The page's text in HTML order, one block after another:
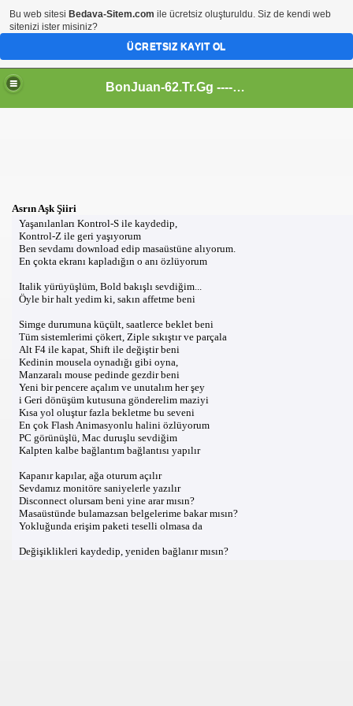
BonJuan-62.Tr.Gg ---- Alemin En Kral Sitesi
Asrın Aşk Şiiri
Yaşanılanları Kontrol-S ile kaydedip,
Kontrol-Z ile geri yaşıyorum
Ben sevdamı download edip masaüstüne alıyorum.
En çokta ekranı kapladığın o anı özlüyorum
Italik yürüyüşlüm, Bold bakışlı sevdiğim...
Öyle bir halt yedim ki, sakın affetme beni
Simge durumuna küçült, saatlerce beklet beni
Tüm sistemlerimi çökert, Ziple sıkıştır ve parçala
Alt F4 ile kapat, Shift ile değiştir beni
Kedinin mousela oynadığı gibi oyna,
Manzaralı mouse pedinde gezdir beni
Yeni bir pencere açalım ve unutalım her şey
i Geri dönüşüm kutusuna gönderelim maziyi
Kısa yol oluştur fazla bekletme bu seveni
En çok Flash Animasyonlu halini özlüyorum
PC görünüşlü, Mac duruşlu sevdiğim
Kalpten kalbe bağlantım bağlantısı yapılır
Kapanır kapılar, ağa oturum açılır
Sevdamız monitöre saniyelerle yazılır
Disconnect olursam beni yine arar mısın?
Masaüstünde bulamazsan belgelerime bakar mısın?
Yokluğunda erişim paketi teselli olmasa da
Değişiklikleri kaydedip, yeniden bağlanır mısın?
Bu web sitesi Bedava-Sitem.com ile ücretsiz oluşturuldu. Siz de kendi web
sitenizi ister misiniz?
ÜCRETSIZ KAYIT OL